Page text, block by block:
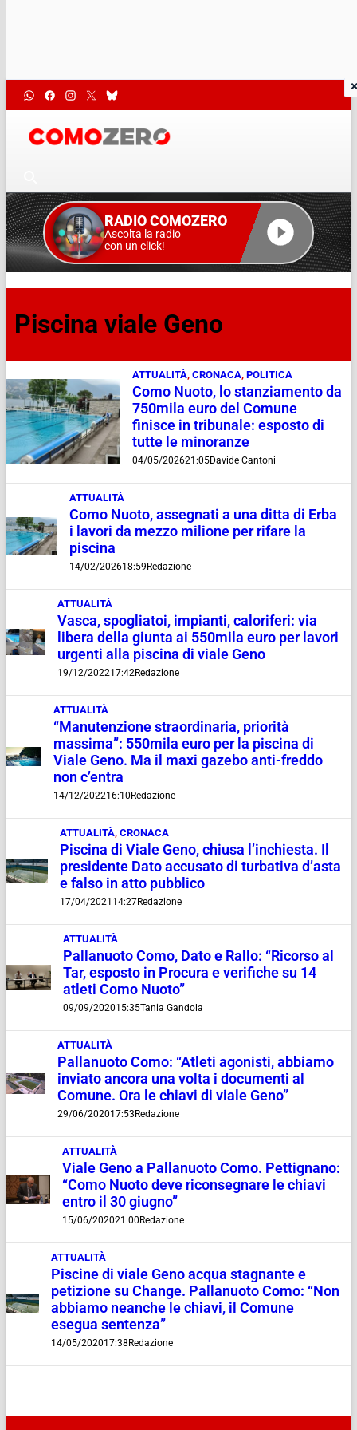
RADIO COMOZERO
Ascolta la radio
con un click!
Piscina viale Geno
ATTUALITÀ, CRONACA, POLITICA
Como Nuoto, lo stanziamento da
750mila euro del Comune
finisce in tribunale: esposto di
tutte le minoranze
04/05/202621:05Davide Cantoni
ATTUALITÀ
Como Nuoto, assegnati a una ditta di Erba
i lavori da mezzo milione per rifare la
piscina
14/02/202618:59Redazione
ATTUALITÀ
Vasca, spogliatoi, impianti, caloriferi: via
libera della giunta ai 550mila euro per lavori
urgenti alla piscina di viale Geno
19/12/202217:42Redazione
ATTUALITÀ
“Manutenzione straordinaria, priorità
massima”: 550mila euro per la piscina di
Viale Geno. Ma il maxi gazebo anti-freddo
non c’entra
14/12/202216:10Redazione
ATTUALITÀ,CRONACA
Piscina di Viale Geno, chiusa l’inchiesta. Il
presidente Dato accusato di turbativa d’asta
e falso in atto pubblico
17/04/2021 14:27Redazione
ATTUALITÀ
Pallanuoto Como, Dato e Rallo: “Ricorso al
Tar, esposto in Procura e verifiche su 14
atleti Como Nuoto”
09/09/202015:35Tania Gandola
ATTUALITÀ
Pallanuoto Como: “Atleti agonisti, abbiamo
inviato ancora una volta i documenti al
Comune. Ora le chiavi di viale Geno”
29/06/202017:53Redazione
ATTUALITÀ
Viale Geno a Pallanuoto Como. Pettignano:
“Como Nuoto deve riconsegnare le chiavi
entro il 30 giugno”
15/06/202021:00Redazione
ATTUALITÀ
Piscine di viale Geno acqua stagnante e
petizione su Change. Pallanuoto Como: “Non
abbiamo neanche le chiavi, il Comune
esegua sentenza”
14/05/202017:38Redazione